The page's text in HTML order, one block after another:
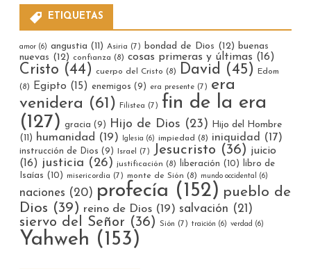
ETIQUETAS
amor (6) angustia (11) Asiria (7) bondad de Dios (12) buenas
nuevas (12) confianza (8) cosas primeras y últimas (16)
Cristo (44) cuerpo del Cristo (8) David (45)
Edom
(8) Egipto (15) enemigos (9) era presente (7) era
venidera (61) Filistea (7) fin de la era
(127) gracia (9) Hijo de Dios (23)
Hijo del Hombre
(11)
humanidad (19) Iglesia (6) impiedad (8) iniquidad (17)
instrucción de Dios (9) Israel (7) Jesucristo (36) juicio
(16) justicia (26) justificación (8) liberación (10)
libro de
Isaías (10) misericordia (7) monte de Sión (8) mundo occidental (6)
naciones (20) profecía (152) pueblo de
Dios (39) reino de Dios (19) salvación (21)
siervo del Señor (36) Sión (7) traición (6) verdad (6)
Yahweh (153)